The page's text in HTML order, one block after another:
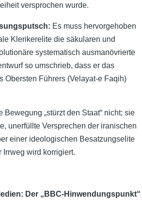
versprochen wurde.
Es muss hervorgehoben
Klerikerelite die säkularen und
systematisch ausmanövrierte
so umschrieb, dass er das
Obersten Führers (Velayat-e Faqih)
Bewegung „stürzt den Staat“ nicht; sie
unerfüllte Versprechen der iranischen
einer ideologischen Besatzungselite
Irrweg wird korrigiert.
Der „BBC-Hinwendungspunkt“